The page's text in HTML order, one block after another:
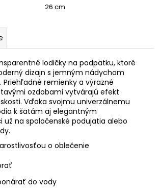
26 cm
lodičky na podpätku, ktoré
dizajn s jemným nádychom
Priehľadné remienky a výrazné
ozdobami vytvárajú efekt
Vďaka svojmu univerzálnemu
k šatám aj elegantným
už na spoločenské podujatia alebo
o oblečenie
do vody